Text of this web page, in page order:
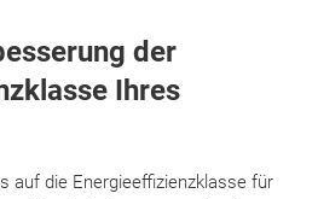
der
Ihres
auf die Energieeffizienzklasse für